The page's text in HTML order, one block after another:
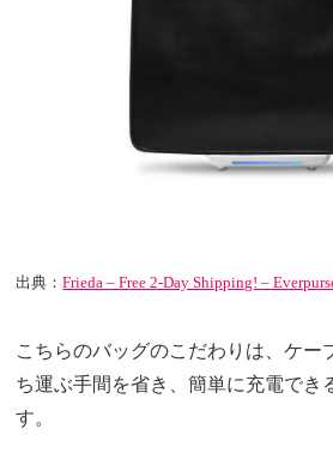
出典：Frieda – Free 2-Day Shipping! –
こちらのバッグのこだわりは、ケー
ち運ぶ手間を省き、簡単に充電でき
す。